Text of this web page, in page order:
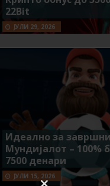
22Bit
ЈУЛИ 29, 2026
Идеално за
Мундијалот – 100%
7500 денари
ЈУЛИ 15, 2026